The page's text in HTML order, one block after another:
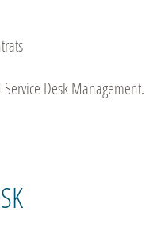
Desk Management.